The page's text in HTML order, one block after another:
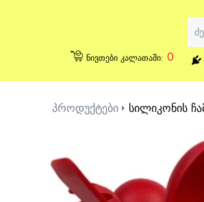
ნივთები კალათაში: 0
პროდუქტები სილიკონის